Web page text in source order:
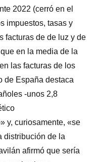
2022 (cerró en el
impuestos, tasas y
facturas de de luz y de
en la media de la
las facturas de los
de España destaca
-unos 2,8
y, curiosamente, «se
distribución de la
afirmó que sería